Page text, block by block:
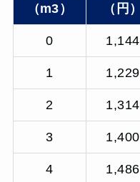
（m3）
（円）
0 1,144
1 1,229
2 1,314
3 1,400
4 1,486